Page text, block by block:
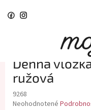
Denná
ružová
9268
Priemerné
Neohodnotené